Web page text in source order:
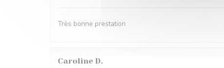
Très bonne prestation
Caroline D